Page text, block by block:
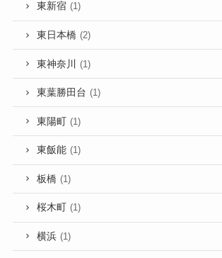
東新宿 (1)
東日本橋 (2)
東神奈川 (1)
東葉勝田台 (1)
東陽町 (1)
東飯能 (1)
板橋 (1)
桜木町 (1)
横浜 (1)